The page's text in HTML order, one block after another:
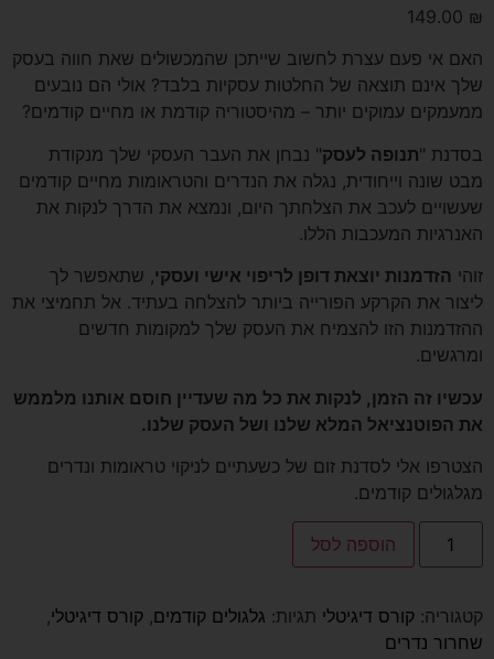
149.00 ₪
האם אי פעם עצרת לחשוב שייתכן שהמכשולים שאת חווה בעסק
שלך אינם תוצאה של החלטות עסקיות בלבד? אולי הם נובעים
ממעמקים עמוקים יותר – מהיסטוריה קודמת או מחיים קודמים?
בסדנת "תנופה לעסק" נבחן את העבר העסקי שלך מנקודת
מבט שונה וייחודית, נגלה את הנדרים והטראומות מחיים קודמים
שעשויים לעכב את הצלחתך היום, ונמצא את הדרך לנקות את
האנרגיות המעכבות הללו.
זוהי הזדמנות יוצאת דופן לריפוי אישי ועסקי, שתאפשר לך
ליצור את הקרקע הפורייה ביותר להצלחה בעתיד. אל תחמיצי את
ההזדמנות הזו להצמיח את העסק שלך למקומות חדשים
ומרגשים.
עכשיו זה הזמן, לנקות את כל מה שעדיין חוסם אותנו מלממש
את הפוטנציאל המלא שלנו ושל העסק שלנו.
הצטרפו אלי לסדנת זום של כשעתיים לניקוי טראומות ונדרים
מגלגולים קודמים.
הוספה לסל
קטגוריה: קורס דיגיטלי תגיות: גלגולים קודמים, קורס דיגיטלי,
שחרור נדרים